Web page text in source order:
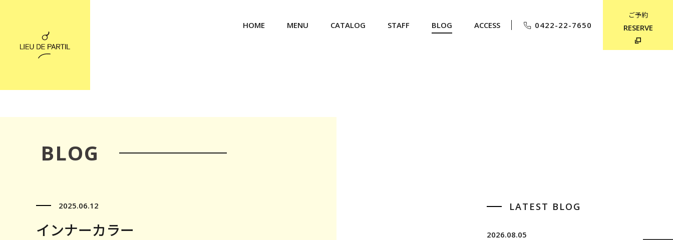
HOME MENU CATALOG STAFF BLOG ACCESS 0422-22-7650
ご予約
RESERVE
BLOG
2025.06.12
インナーカラー
LATEST BLOG
2026.08.05